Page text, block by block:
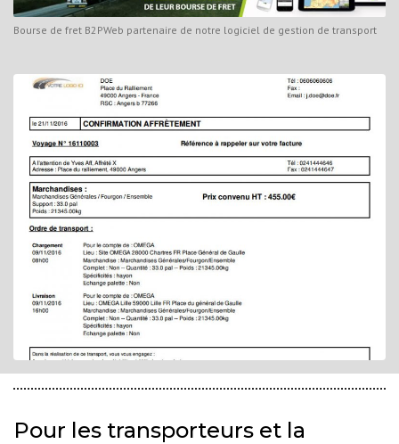
Bourse de fret B2PWeb partenaire de notre logiciel de gestion de transport
Pour les transporteurs et la